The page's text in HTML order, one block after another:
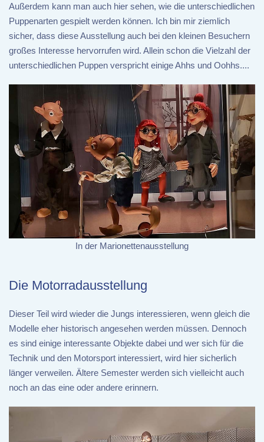
Außerdem kann man auch hier sehen, wie die unterschiedlichen
Puppenarten gespielt werden können. Ich bin mir ziemlich
sicher, dass diese Ausstellung auch bei den kleinen Besuchern
großes Interesse hervorrufen wird. Allein schon die Vielzahl der
unterschiedlichen Puppen verspricht einige Ahhs und Oohhs....
In der Marionettenausstellung
Die Motorradausstellung
Dieser Teil wird wieder die Jungs interessieren, wenn gleich die
Modelle eher historisch angesehen werden müssen. Dennoch
es sind einige interessante Objekte dabei und wer sich für die
Technik und den Motorsport interessiert, wird hier sicherlich
länger verweilen. Ältere Semester werden sich vielleicht auch
noch an das eine oder andere erinnern.